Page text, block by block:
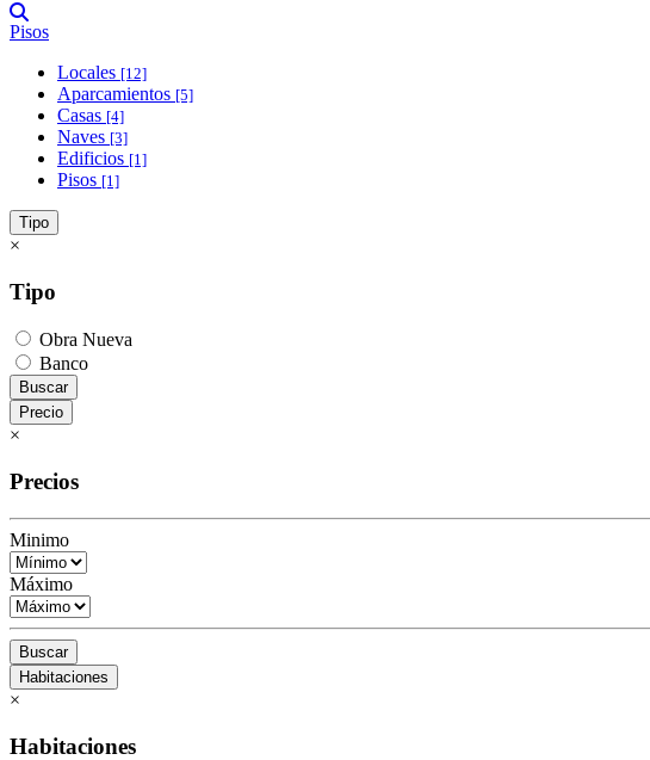
Pisos
Locales [12]
Aparcamientos [5]
Casas [4]
Naves [3]
Edificios [1]
Pisos [1]
Tipo
×
Tipo
Obra Nueva
Banco
Buscar
Precio
×
Precios
Minimo
Máximo
Buscar
Habitaciones
×
Habitaciones